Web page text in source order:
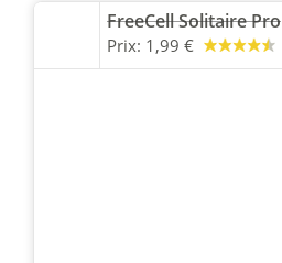
FreeCell Solitaire Pro
Prix: 1,99 €